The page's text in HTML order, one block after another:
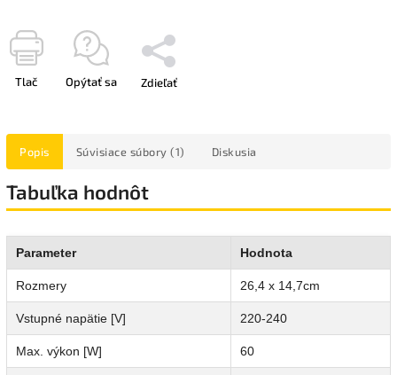
Tlač Opýtať sa Zdieľať
Popis Súvisiace súbory (1) Diskusia
Tabuľka hodnôt
Parameter Hodnota
Rozmery 26,4 x 14,7cm
Vstupné napätie [V] 220-240
Max. výkon [W] 60